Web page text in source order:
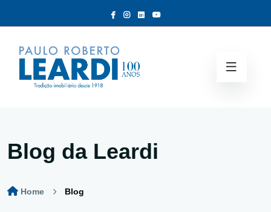
Blog da Leardi
Home Blog